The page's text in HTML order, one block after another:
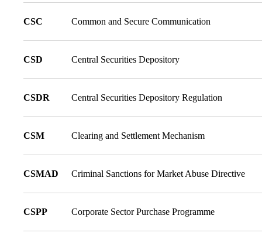
CSC Common and Secure Communication
CSD Central Securities Depository
CSDR Central Securities Depository Regulation
CSM Clearing and Settlement Mechanism
CSMAD Criminal Sanctions for Market Abuse Directive
CSPP Corporate Sector Purchase Programme